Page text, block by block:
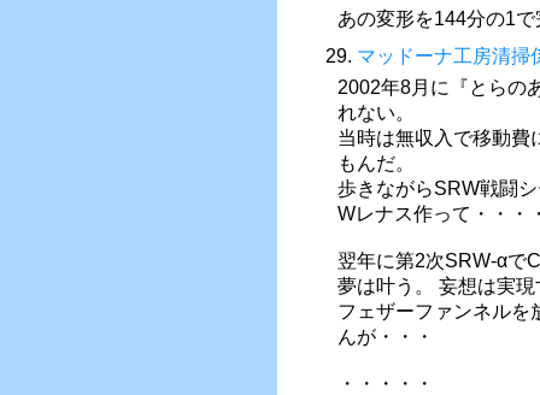
あの変形を144分の1
29. マッドーナ工房清掃
2002年8月に『とらの
れない。
当時は無収入で移動費
もんだ。
歩きながらSRW戦闘
Wレナス作って・・・
翌年に第2次SRW-αで
夢は叶う。 妄想は実現
フェザーファンネルを
んが・・・
・・・・・